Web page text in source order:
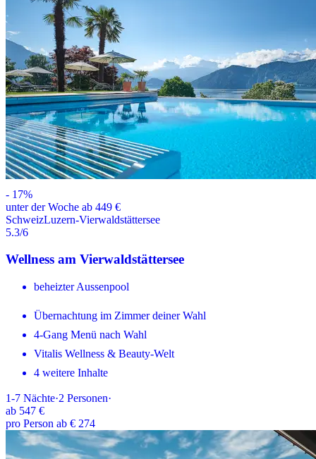
- 17%
unter der Woche ab 449 €
SchweizLuzern-Vierwaldstättersee
5.3/6
Wellness am Vierwaldstättersee
beheizter Aussenpool
Übernachtung im Zimmer deiner Wahl
4-Gang Menü nach Wahl
Vitalis Wellness & Beauty-Welt
4 weitere Inhalte
1-7 Nächte·2 Personen·
ab 547 €
pro Person ab € 274